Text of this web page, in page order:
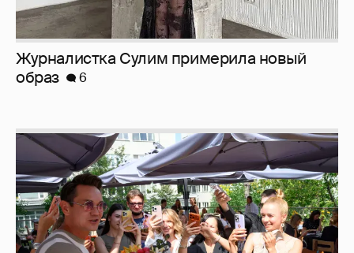
Анастасия Гребенкина, Женя Малахова,
Оксана Русланова и другие гости
фестиваля «Баланс вкуса и ритма»:
рассматриваем летние образы